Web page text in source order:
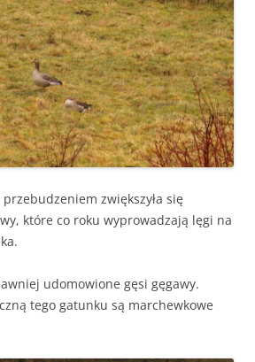
zwiększyła się
które co roku wyprowadzają lęgi na
udomowione gęsi gęgawy.
tego gatunku są marchewkowe